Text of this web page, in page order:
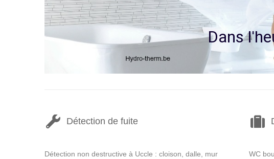
Dans l'he
Détection de fuite
Détection non destructive à Uccle : cloison, dalle, mur
WC